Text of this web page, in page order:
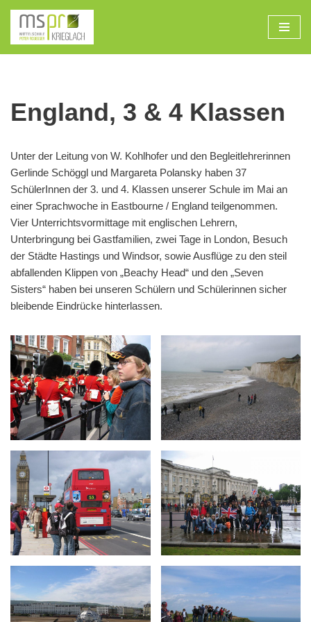
Zum
Inhalt
England, 3 & 4 Klassen
Unter der Leitung von W. Kohlhofer und den Begleitlehrerinnen
Gerlinde Schöggl und Margareta Polansky haben 37
SchülerInnen der 3. und 4. Klassen unserer Schule im Mai an
einer Sprachwoche in Eastbourne / England teilgenommen.
Vier Unterrichtsvormittage mit englischen Lehrern,
Unterbringung bei Gastfamilien, zwei Tage in London, Besuch
der Städte Hastings und Windsor, sowie Ausflüge zu den steil
abfallenden Klippen von „Beachy Head“ und den „Seven
Sisters“ haben bei unseren Schülern und Schülerinnen sicher
bleibende Eindrücke hinterlassen.